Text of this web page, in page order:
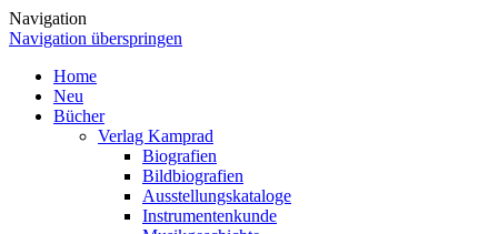
Navigation
Navigation überspringen
Home
Neu
Bücher
Verlag Kamprad
Biografien
Bildbiografien
Ausstellungskataloge
Instrumentenkunde